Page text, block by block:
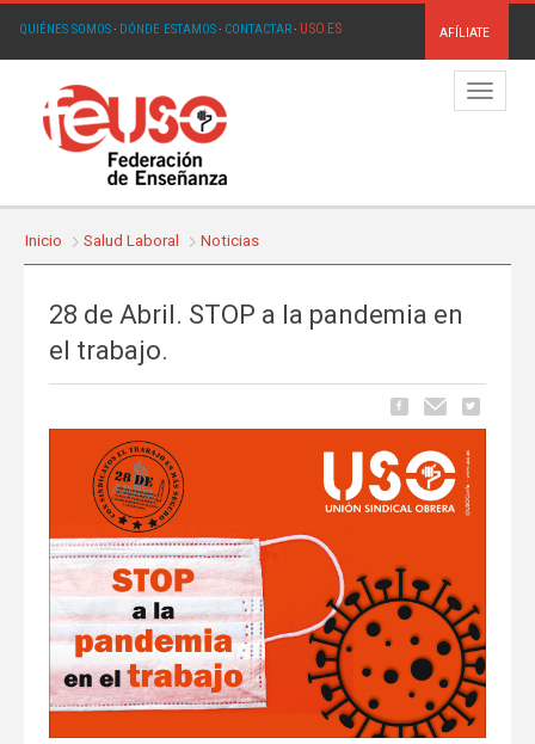
QUIÉNES SOMOS· DÓNDE ESTAMOS· CONTACTAR· USO.ES AFÍLIATE
Menú
Inicio Salud Laboral Noticias
28 de Abril. STOP a la pandemia en
el trabajo.